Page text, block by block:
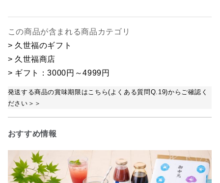
この商品が含まれる商品カテゴリ
> 久世福のギフト
> 久世福商店
> ギフト：3000円～4999円
発送する商品の賞味期限はこちら(よくある質問Q.19)からご確認く
ださい＞＞
おすすめ情報